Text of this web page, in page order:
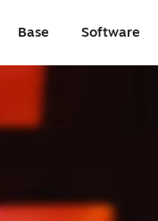
Base Software